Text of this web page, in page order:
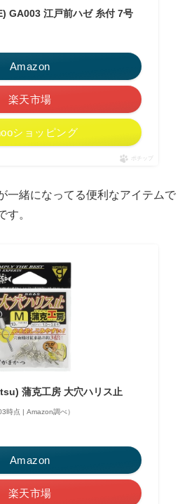
GA003 江戸前ハゼ 糸付 7号
Amazon
楽天市場
ショッピング
ポチップ
一緒になってる便利なアイテムで
す。
蒲克工房 大穴ハリス止
時点 | Amazon調べ）
Amazon
楽天市場